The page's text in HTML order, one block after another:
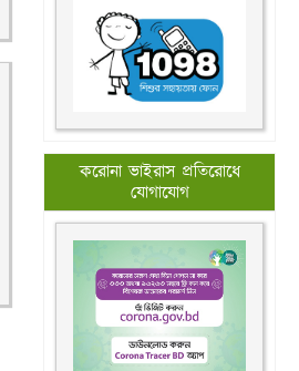
করোনা ভাইরাস প্রতিরোধে
যোগাযোগ